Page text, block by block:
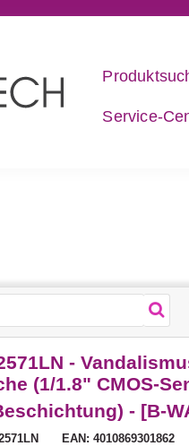
Service-
-
(1/1.8" CMOS-
- [B-
EAN: 4010869301862